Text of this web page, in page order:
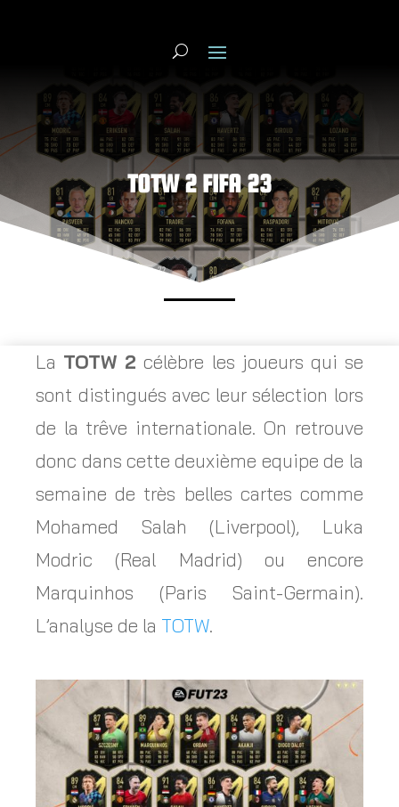
TOTW 2 FIFA 23
La TOTW 2 célèbre les joueurs qui se
sont distingués avec leur sélection lors
de la trêve internationale. On retrouve
donc dans cette deuxième equipe de la
semaine de très belles cartes comme
Mohamed Salah (Liverpool), Luka
Modric (Real Madrid) ou encore
Marquinhos (Paris Saint-Germain).
L’analyse de la TOTW.